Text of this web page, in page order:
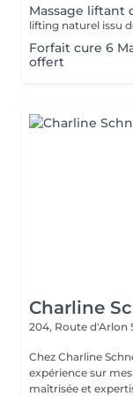
Massage liftant
Forfait cure 6
offert
Charline
204, Route d'Arlon
Chez Charline
expérience sur
maîtrisée et